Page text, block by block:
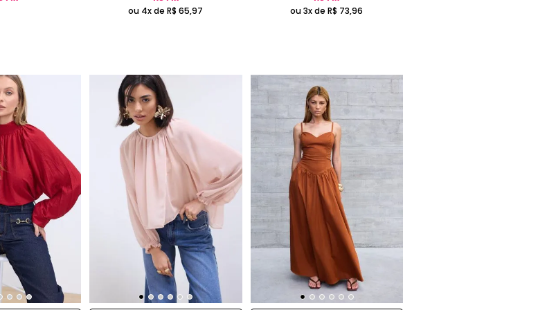
ou 4x deR$ 65,97
ou 3x deR$ 73,96